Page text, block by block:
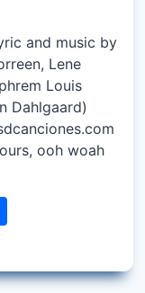
and music by
Lene
Louis
Dahlgaard)
ooh woah